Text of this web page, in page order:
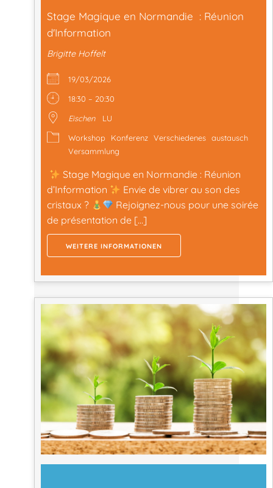
Stage Magique en Normandie : Réunion
d'Information
Brigitte Hoffelt
19/03/2026
18:30 – 20:30
Eischen
LU
Workshop
Konferenz Verschiedenes austausch
Versammlung
Stage Magique en Normandie : Réunion
d’Information
Envie de vibrer au son des
cristaux ?
Rejoignez-nous pour une soirée
de présentation de […]
WEITERE INFORMATIONEN